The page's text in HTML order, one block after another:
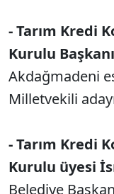
- Tarım Kredi
Kurulu
Akdağmadeni
Milletvekili
- Tarım Kredi
Kurulu üyesi
Belediye